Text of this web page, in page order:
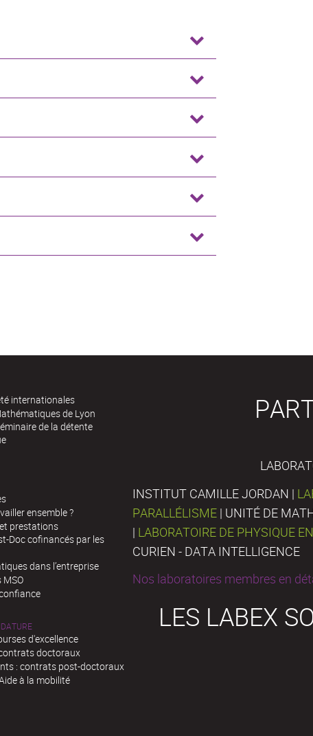
internationales
de Lyon
de la détente
ensemble ?
prestations
Doc cofinancés par les
dans l’entreprise
MSO
d'excellence
doctoraux
: contrats post-doctoraux
à la mobilité
INSTITUT CAMILLE JORDAN |
PARALLÉLISME | UNITÉ DE
| LABORATOIRE DE PHYSIQUE
CURIEN - DATA INTELLIGENCE
Nos laboratoires membres en
LES LABEX